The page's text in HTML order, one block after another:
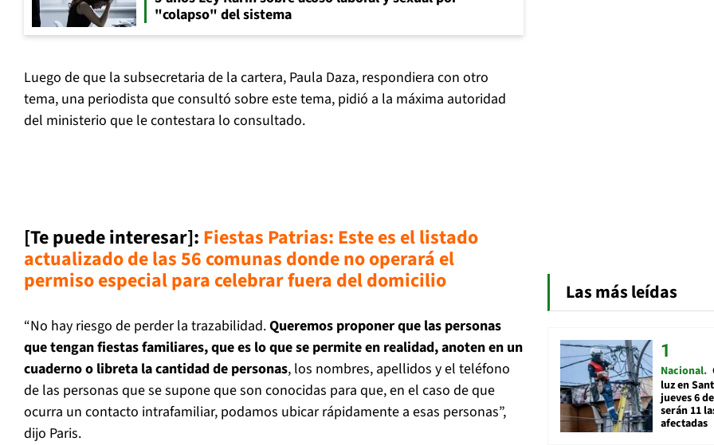
"colapso" del sistema
Luego de que la subsecretaria de la cartera, Paula Daza, respondiera con otro
tema, una periodista que consultó sobre este tema, pidió a la máxima autoridad
del ministerio que le contestara lo consultado.
[Te puede interesar]: Fiestas Patrias: Este es el listado
actualizado de las 56 comunas donde no operará el
permiso especial para celebrar fuera del domicilio
“No hay riesgo de perder la trazabilidad.Queremos proponer que las personas
que tengan fiestas familiares, que es lo que se permite en realidad, anoten en un
cuaderno o libreta la cantidad de personas, los nombres, apellidos y el teléfono
de las personas que se supone que son conocidas para que, en el caso de que
ocurra un contacto intrafamiliar, podamos ubicar rápidamente a esas personas”,
dijo Paris.
Las más leídas
Nacional
luz en
jueves 6
serán 11
afectadas